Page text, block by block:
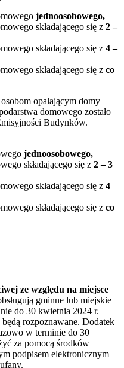
jednoosobowego,
składającego się z 2 –
składającego się z 4 –
składającego się z co
osobom opalającym domy
domowego zostało
Budynków.
jednoosobowego,
składającego się z 2 – 3
składającego się z 4
składającego się z co
ze względu na miejsce
gminne lub miejskie
do 30 kwietnia 2024 r.
rozpoznawane. Dodatek
w terminie do 30
za pomocą środków
podpisem elektronicznym